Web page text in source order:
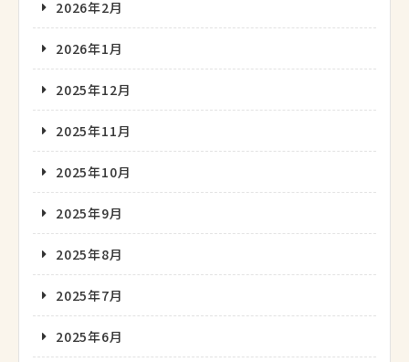
2026年2月
2026年1月
2025年12月
2025年11月
2025年10月
2025年9月
2025年8月
2025年7月
2025年6月